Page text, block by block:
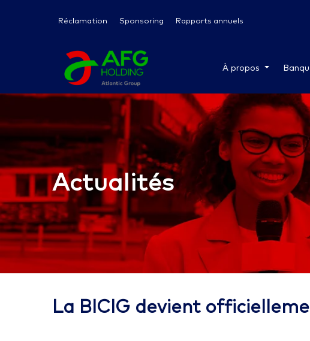
Réclamation Sponsoring Rapports annuels
À propos
Actualités
La BICIG devient